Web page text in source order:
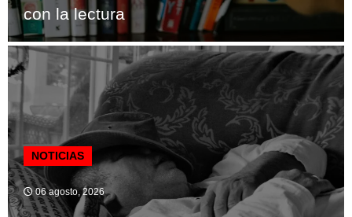
con la lectura
NOTICIAS
06 agosto, 2026